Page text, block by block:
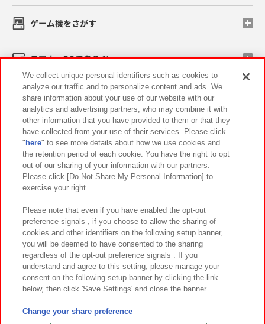
ゲーム機をさがす
スマホ・PCであそぶ
イベント・キャンペーン
関連会社 サステナビリティ サイトポリシー
プライバシーポリシー ウェブアクセシビリティ方針と検証結果
お取引先さまとともに
カスタマーハラスメント対応方針 よくあるご質問・お問い合わせ
©Bandai Namco Amusement Inc.
©Bandai Namco Amusement Lab Inc.
We collect unique personal identifiers such as cookies to
analyze our traffic and to personalize content and ads. We
share information about your use of our website with our
analytics and advertising partners, who may combine it with
other information that you have provided to them or that they
have collected from your use of their services. Please click
" here" to see more details about how we use cookies and
the retention period of each cookie. You have the right to opt
out of our sharing of your information with our partners.
Please click [Do Not Share My Personal Information] to
exercise your right.
Please note that even if you have enabled the opt-out
preference signals , if you choose to allow the sharing of
cookies and other identifiers on the following setup banner,
you will be deemed to have consented to the sharing
regardless of the opt-out preference signals . If you
understand and agree to this setting, please manage your
consent on the following setup banner by clicking the link
below, then click 'Save Settings' and close the banner.
Change your share preference